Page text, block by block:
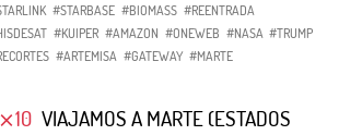
#STARBASE #BIOMASS #REENTRADA
#KUIPER #AMAZON #ONEWEB #NASA #TRUMP
#ARTEMISA #GATEWAY #MARTE
VIAJAMOS A MARTE (ESTADOS